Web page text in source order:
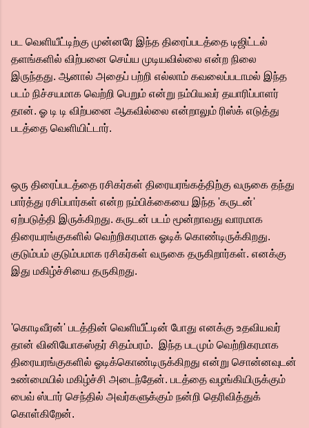
பட வெளியீட்டிற்கு முன்னரே இந்த திரைப்படத்தை டிஜிட்டல்
தளங்களில் விற்பனை செய்ய முடியவில்லை என்ற நிலை
இருந்தது.‌ ஆனால் அதைப் பற்றி எல்லாம் கவலைப்படாமல் இந்த
படம் நிச்சயமாக வெற்றி பெறும் என்று நம்பியவர் தயாரிப்பாளர்
தான்.‌ ஓ டி டி விற்பனை ஆகவில்லை என்றாலும் ரிஸ்க் எடுத்து
படத்தை வெளியிட்டார்.‌
ஒரு திரைப்படத்தை ரசிகர்கள் திரையரங்கத்திற்கு வருகை தந்து
பார்த்து ரசிப்பார்கள் என்ற நம்பிக்கையை இந்த 'கருடன்'
ஏற்படுத்தி இருக்கிறது.‌ கருடன் படம் மூன்றாவது வாரமாக
திரையரங்குகளில் வெற்றிகரமாக ஓடிக் கொண்டிருக்கிறது.
குடும்பம் குடும்பமாக ரசிகர்கள் வருகை தருகிறார்கள். எனக்கு
இது மகிழ்ச்சியை தருகிறது.‌
'கொடிவீரன்' படத்தின் வெளியீட்டின் போது எனக்கு உதவியவர்
தான் வினியோகஸ்தர் சிதம்பரம். இந்த படமும் வெற்றிகரமாக
திரையரங்குகளில் ஓடிக்கொண்டிருக்கிறது என்று சொன்னவுடன்
உண்மையில் மகிழ்ச்சி அடைந்தேன்.‌ படத்தை வழங்கியிருக்கும்
பைவ் ஸ்டார் செந்தில் அவர்களுக்கும் நன்றி தெரிவித்துக்
கொள்கிறேன்.